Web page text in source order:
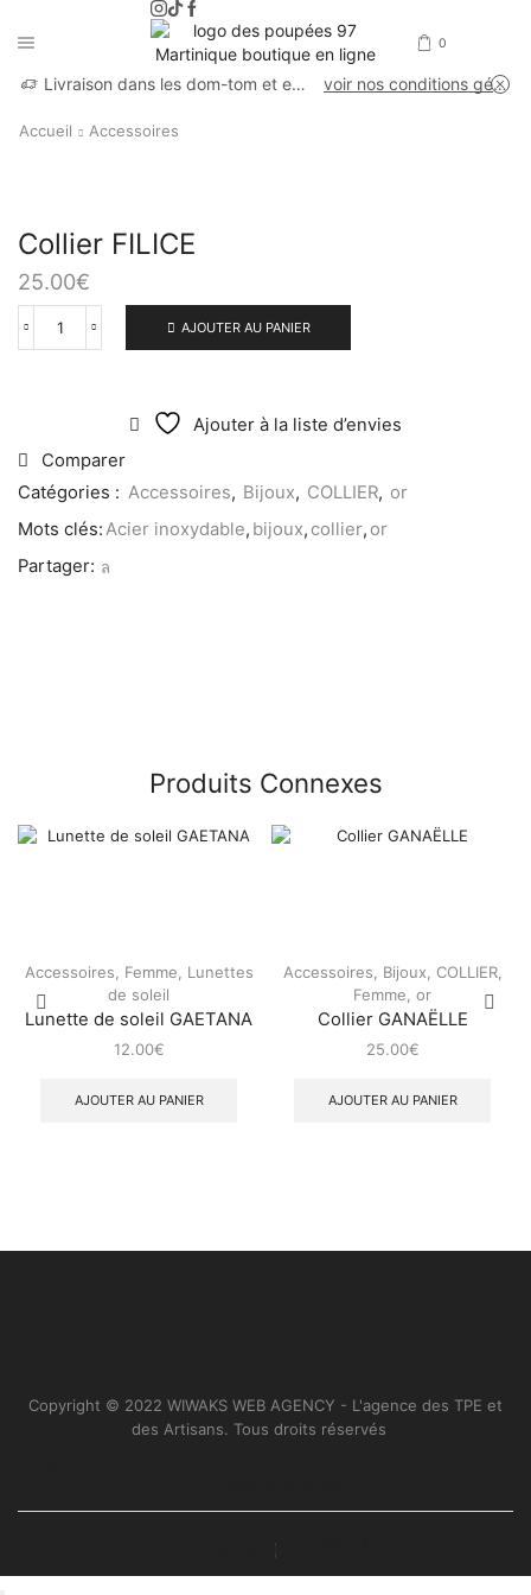
0
Livraison dans les dom-tom et en France métropolitaine voir nos conditions générales de vente
Accueil Accessoires
Collier FILICE
25.00€
AJOUTER AU PANIER
Ajouter à la liste d’envies
Comparer
Catégories : Accessoires, Bijoux, COLLIER, or
Mots clés:Acier inoxydable, bijoux, collier, or
Partager:
Produits Connexes
Accessoires Femme
Lunettes
de soleil
Lunette de soleil GAETANA
12.00€
AJOUTER AU PANIER
Accessoires Bijoux COLLIER,
Femme or
Collier GANAËLLE
25.00€
AJOUTER AU PANIER
Copyright © 2022 WIWAKS WEB AGENCY - L'agence des TPE et
des Artisans. Tous droits réservés